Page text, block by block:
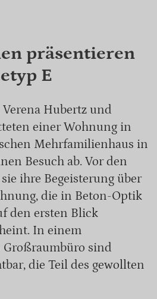
präsentieren
E
Hubertz und
einer Wohnung in
Mehrfamilienhaus in
Besuch ab. Vor den
ihre Begeisterung über
die in Beton-Optik
den ersten Blick
In einem
sind
die Teil des gewollten